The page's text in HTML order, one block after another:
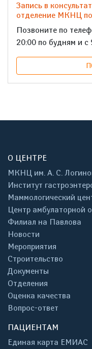
Запись в
отделение МКНЦ по
Позвоните по
20:00 по будням и
О ЦЕНТРЕ
МКНЦ им. А. С.
Институт
Маммологический
Центр амбулаторной
Филиал на Павлова
Новости
Мероприятия
Строительство
Документы
Отделения
Оценка качества
Вопрос-ответ
ПАЦИЕНТАМ
Единая карта ЕМИАС